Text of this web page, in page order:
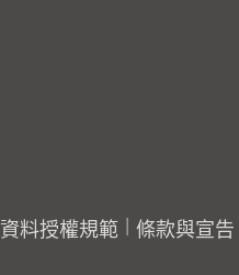
資料授權規範 條款與宣告